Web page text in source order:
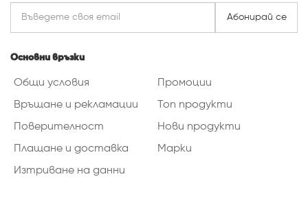
Абонирай се
Основни връзки
Общи условия
Връщане и рекламации
Поверителност
Плащане и доставка
Изтриване на данни
Промоции
Топ продукти
Нови продукти
Марки